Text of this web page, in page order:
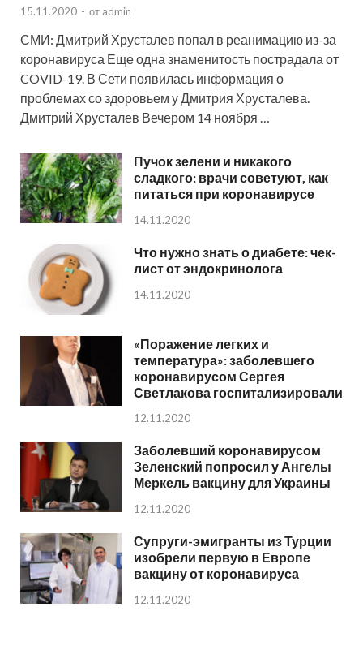
15.11.2020 - от admin
СМИ: Дмитрий Хрусталев попал в реанимацию из-за
коронавируса Еще одна знаменитость пострадала от
COVID-19. В Сети появилась информация о
проблемах со здоровьем у Дмитрия Хрусталева.
Дмитрий Хрусталев Вечером 14 ноября …
Пучок зелени и никакого
сладкого: врачи советуют, как
питаться при коронавирусе
14.11.2020
Что нужно знать о диабете: чек-
лист от эндокринолога
14.11.2020
«Поражение легких и
температура»: заболевшего
коронавирусом Сергея
Светлакова госпитализировали
12.11.2020
Заболевший коронавирусом
Зеленский попросил у Ангелы
Меркель вакцину для Украины
12.11.2020
Супруги-эмигранты из Турции
изобрели первую в Европе
вакцину от коронавируса
12.11.2020